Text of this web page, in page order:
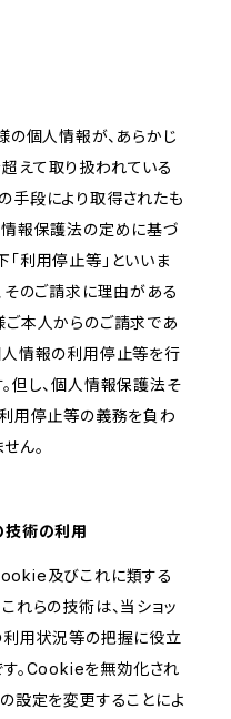
の個人情報が、あらかじ
えて取り扱われている
手段により取得されたも
情報保護法の定めに基づ
利用停止等」といいま
そのご請求に理由がある
ご本人からのご請求であ
人情報の利用停止等を行
但し、個人情報保護法そ
利用停止等の義務を負わ
ん。
技術の利用
及びこれに類する
れらの技術は、当ショッ
利用状況等の把握に役立
す。Cookieを無効化され
設定を変更することによ